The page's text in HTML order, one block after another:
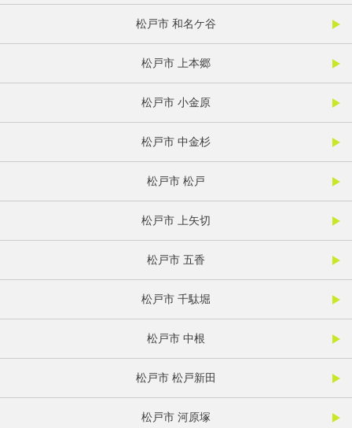
松戸市 和名ケ谷
松戸市 上本郷
松戸市 小金原
松戸市 中金杉
松戸市 松戸
松戸市 上矢切
松戸市 五香
松戸市 千駄堀
松戸市 中根
松戸市 松戸新田
松戸市 河原塚